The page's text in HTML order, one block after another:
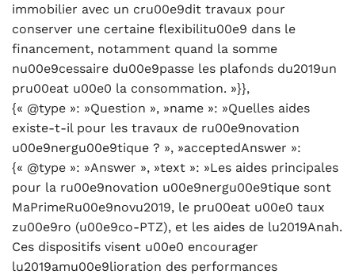
immobilier avec un cru00e9dit travaux pour
conserver une certaine flexibilitu00e9 dans le
financement, notamment quand la somme
nu00e9cessaire du00e9passe les plafonds du2019un
pru00eat u00e0 la consommation. »}},
{« @type »: »Question », »name »: »Quelles aides
existe-t-il pour les travaux de ru00e9novation
u00e9nergu00e9tique ? », »acceptedAnswer »:
{« @type »: »Answer », »text »: »Les aides principales
pour la ru00e9novation u00e9nergu00e9tique sont
MaPrimeRu00e9novu2019, le pru00eat u00e0 taux
zu00e9ro (u00e9co-PTZ), et les aides de lu2019Anah.
Ces dispositifs visent u00e0 encourager
lu2019amu00e9lioration des performances